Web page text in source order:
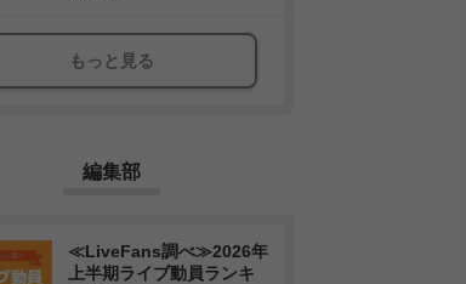
もっと見る
編集部
≪LiveFans調べ≫2026年
上半期ライブ動員ランキ